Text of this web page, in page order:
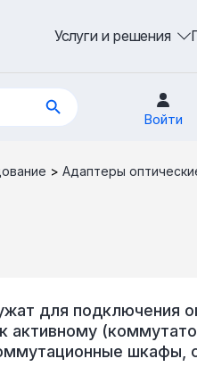
Услуги и решения
Войти
> Адаптеры
для подключения
активному
шкафы,